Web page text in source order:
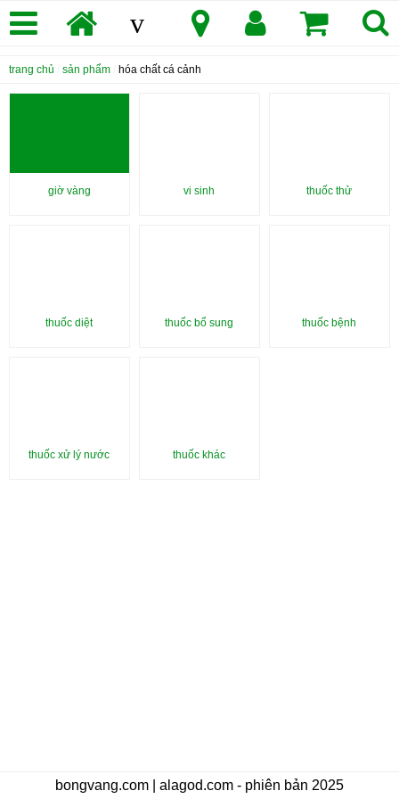
v
trang chủ sản phẩm hóa chất cá cảnh
giờ vàng vi sinh thuốc thử
thuốc diệt thuốc bổ sung thuốc bệnh
thuốc xử lý nước thuốc khác
bongvang.com | alagod.com - phiên bản 2025